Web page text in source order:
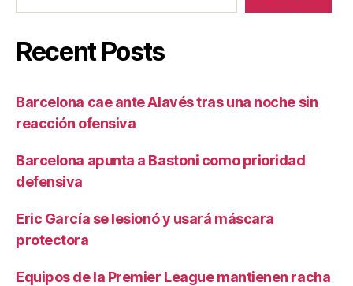
Recent Posts
Barcelona cae ante Alavés tras una noche sin
reacción ofensiva
Barcelona apunta a Bastoni como prioridad
defensiva
Eric García se lesionó y usará máscara
protectora
Equipos de la Premier League mantienen racha